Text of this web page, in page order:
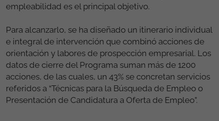
empleabilidad es el principal objetivo.
Para alcanzarlo, se ha diseñado un itinerario individual
e integral de intervención que combinó acciones de
orientación y labores de prospección empresarial. Los
datos de cierre del Programa suman más de 1200
acciones, de las cuales, un 43% se concretan servicios
referidos a “Técnicas para la Búsqueda de Empleo o
Presentación de Candidatura a Oferta de Empleo”.